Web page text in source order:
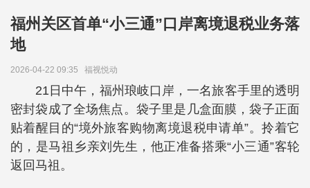
福州关区首单“小三通”口岸离境退税业务落
地
2026-04-22 09:35 福视悦动
21日中午，福州琅岐口岸，一名旅客手里的透明
密封袋成了全场焦点。袋子里是几盒面膜，袋子正面
贴着醒目的“境外旅客购物离境退税申请单”。拎着它
的，是马祖乡亲刘先生，他正准备搭乘“小三通”客轮
返回马祖。